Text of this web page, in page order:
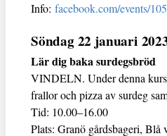
Info: facebook.com/events/
Söndag 22 januari
Lär dig baka surdegsbröd
VINDELN. Under denna
frallor och pizza av surdeg
Tid: 10.00–16.00
Plats: Granö gårdsbageri, Blå